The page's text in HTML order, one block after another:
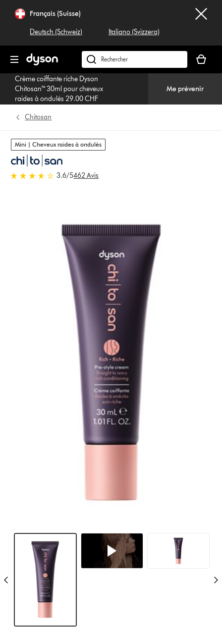
Français (Suisse)
Deutsch (Schweiz) Italiano (Svizzera)
Rechercher
dyson.ch
panier
est
Crème coiffante riche Dyson
Chitosan™ 30ml pour cheveux
raides à ondulés 29.00 CHF
Me prévenir
Chitosan
Mini | Cheveux raides à ondulés
3.6 stars out of 5 from 462
Avis
3.6/5462 Avis